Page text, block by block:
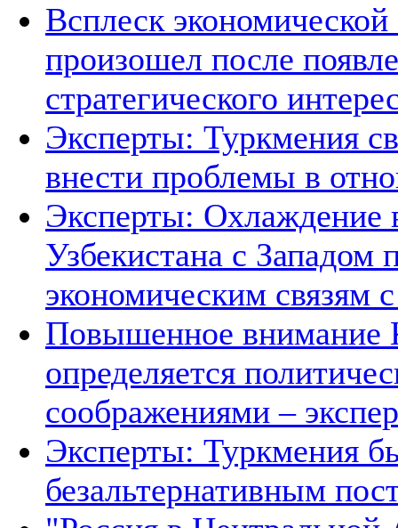
Всплеск
произошел после
стратегического
Эксперты: Туркмения
внести проблемы в
Эксперты: Охлаждение
Узбекистана с
экономическим связям
Повышенное внимание
определяется
соображениями –
Эксперты: Туркмения
безальтернативным